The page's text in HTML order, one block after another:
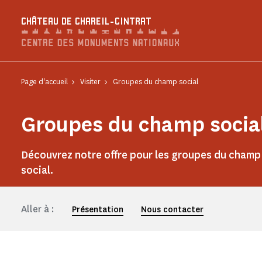
CHÂTEAU DE CHAREIL-CINTRAT
Page d'accueil Visiter Groupes du champ social
Groupes du champ
Découvrez notre offre pour les groupes du champ
social.
Aller à : Présentation Nous contacter